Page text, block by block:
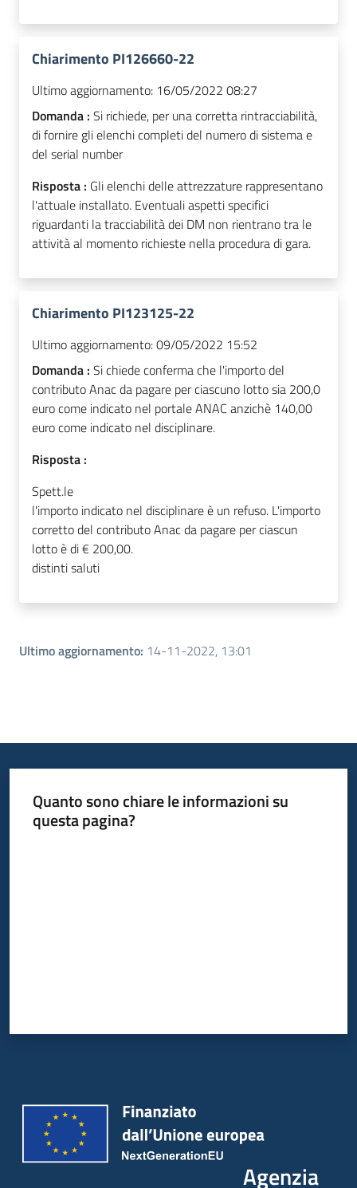
Chiarimento PI126660-22
Ultimo aggiornamento: 16/05/2022 08:27
Domanda : Si richiede, per una corretta rintracciabilità,
di fornire gli elenchi completi del numero di sistema e
del serial number
Risposta : Gli elenchi delle attrezzature rappresentano
l'attuale installato. Eventuali aspetti specifici
riguardanti la tracciabilità dei DM non rientrano tra le
attività al momento richieste nella procedura di gara.
Chiarimento PI123125-22
Ultimo aggiornamento:09/05/2022 15:52
Domanda : Si chiede conferma che l'importo del
contributo Anac da pagare per ciascuno lotto sia 200,0
euro come indicato nel portale ANAC anzichè 140,00
euro come indicato nel disciplinare.
Risposta :
Spett.le
l'importo indicato nel disciplinare è un refuso. L'importo
corretto del contributo Anac da pagare per ciascun
lotto è di € 200,00.
distinti saluti
Ultimo aggiornamento: 14-11-2022, 13:01
Quanto sono chiare le informazioni su
questa pagina?
Agenzia